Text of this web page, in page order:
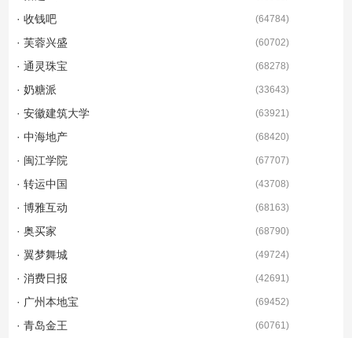
· 收钱吧 (64784)
· 芙蓉兴盛 (60702)
· 通灵珠宝 (68278)
· 奶糖派 (33643)
· 安徽建筑大学 (63921)
· 中海地产 (68420)
· 闽江学院 (67707)
· 转运中国 (43708)
· 博雅互动 (68163)
· 奥买家 (68790)
· 翼梦舞城 (49724)
· 消费日报 (42691)
· 广州本地宝 (69452)
· 青岛金王 (60761)